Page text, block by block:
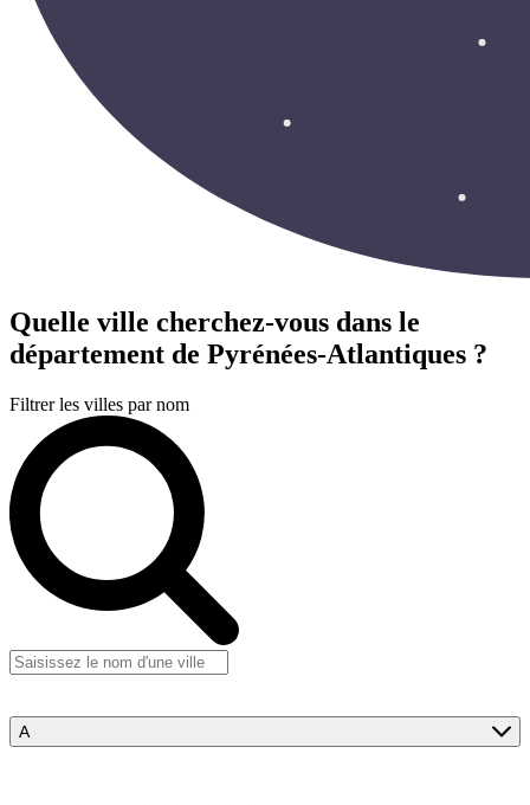
Quelle ville cherchez-vous dans le
département de Pyrénées-Atlantiques ?
Filtrer les villes par nom
A